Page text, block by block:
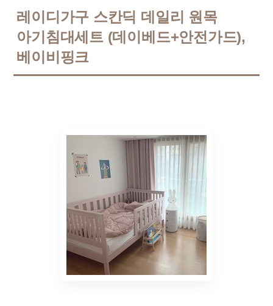
레이디가구 스칸딕 데일리 원목
아기침대세트 (데이베드+안전가드),
베이비핑크